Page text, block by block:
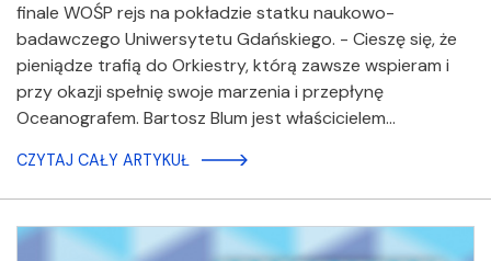
finale WOŚP rejs na pokładzie statku naukowo-
badawczego Uniwersytetu Gdańskiego. - Cieszę się, że
pieniądze trafią do Orkiestry, którą zawsze wspieram i
przy okazji spełnię swoje marzenia i przepłynę
Oceanografem. Bartosz Blum jest właścicielem…
CZYTAJ CAŁY ARTYKUŁ